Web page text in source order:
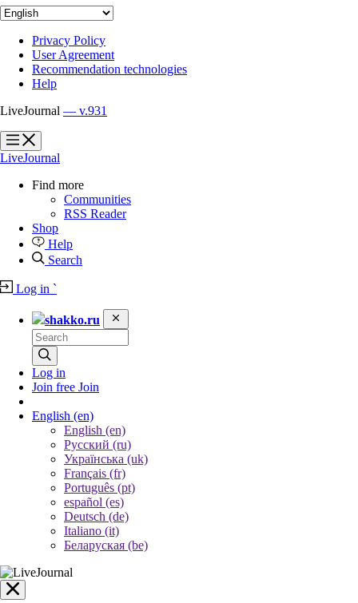
Privacy Policy
User Agreement
Recommendation technologies
Help
LiveJournal — v.931
?
?
LiveJournal
Find more
Communities
RSS Reader
Shop
Help
Search
Log in `
shakko.ru
Log in
Join free Join
English (en)
English (en)
Русский (ru)
Українська (uk)
Français (fr)
Português (pt)
español (es)
Deutsch (de)
Italiano (it)
Беларуская (be)